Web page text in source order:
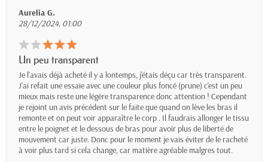
Aurelia G.
28/12/2024, 01:00
Un peu transparent
Je l'avais déjà acheté il y a lontemps, j'étais déçu car très transparent.
J'ai refait une essaie avec une couleur plus foncé (prune) c'est un peu
mieux mais reste une légère transparence donc attention ! Cependant
je rejoint un avis précédent sur le faite que quand on lève les bras il
remonte et on peut voir apparaître le corp . Il faudrais allonger le tissu
entre le poignet et le dessous de bras pour avoir plus de liberté de
mouvement car juste. Donc pour le moment je vais éviter de le racheté
à voir plus tard si cela change, car matière agréable malgres tout.